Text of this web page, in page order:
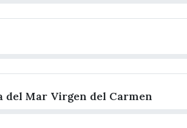
Mar Virgen del Carmen